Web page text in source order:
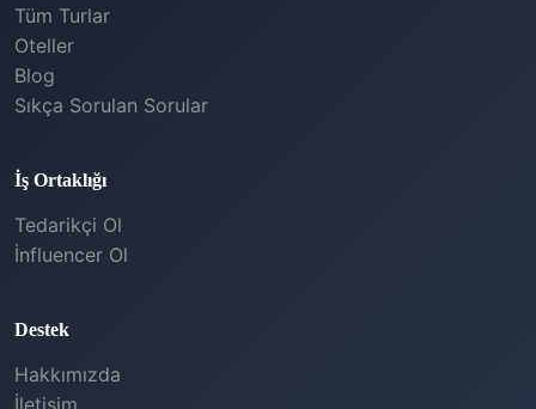
Tüm Turlar
Oteller
Blog
Sıkça Sorulan Sorular
İş Ortaklığı
Tedarikçi Ol
İnfluencer Ol
Destek
Hakkımızda